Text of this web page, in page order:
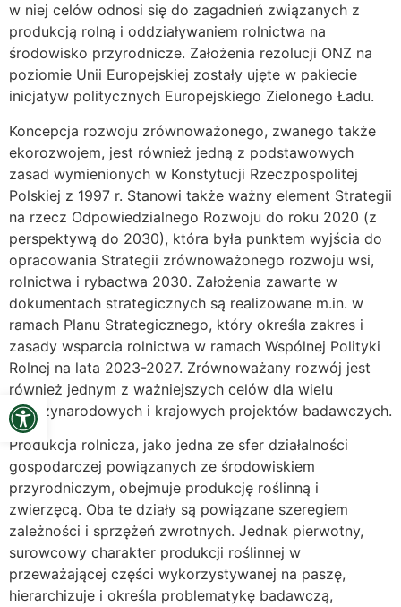
Open toolbar
w niej celów odnosi się do zagadnień związanych z
produkcją rolną i oddziaływaniem rolnictwa na
środowisko przyrodnicze. Założenia rezolucji ONZ na
poziomie Unii Europejskiej zostały ujęte w pakiecie
inicjatyw politycznych Europejskiego Zielonego Ładu.
Koncepcja rozwoju zrównoważonego, zwanego także
ekorozwojem, jest również jedną z podstawowych
zasad wymienionych w Konstytucji Rzeczpospolitej
Polskiej z 1997 r. Stanowi także ważny element Strategii
na rzecz Odpowiedzialnego Rozwoju do roku 2020 (z
perspektywą do 2030), która była punktem wyjścia do
opracowania Strategii zrównoważonego rozwoju wsi,
rolnictwa i rybactwa 2030. Założenia zawarte w
dokumentach strategicznych są realizowane m.in. w
ramach Planu Strategicznego, który określa zakres i
zasady wsparcia rolnictwa w ramach Wspólnej Polityki
Rolnej na lata 2023-2027. Zrównoważany rozwój jest
również jednym z ważniejszych celów dla wielu
międzynarodowych i krajowych projektów badawczych.
Produkcja rolnicza, jako jedna ze sfer działalności
gospodarczej powiązanych ze środowiskiem
przyrodniczym, obejmuje produkcję roślinną i
zwierzęcą. Oba te działy są powiązane szeregiem
zależności i sprzężeń zwrotnych. Jednak pierwotny,
surowcowy charakter produkcji roślinnej w
przeważającej części wykorzystywanej na paszę,
hierarchizuje i określa problematykę badawczą,